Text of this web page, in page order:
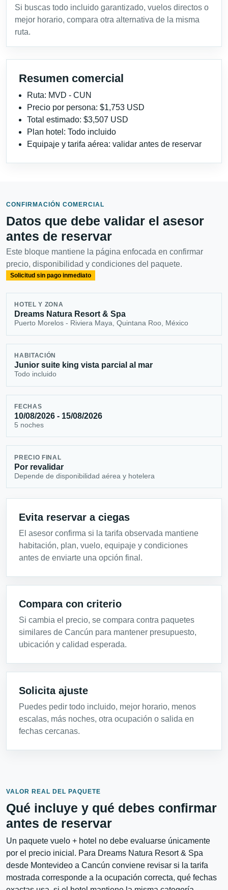
Si buscas todo incluido garantizado, vuelos directos o
mejor horario, compara otra alternativa de la misma
ruta.
Resumen comercial
Ruta: MVD - CUN
Precio por persona: $1,753 USD
Total estimado: $3,507 USD
Plan hotel: Todo incluido
Equipaje y tarifa aérea: validar antes de reservar
CONFIRMACIÓN COMERCIAL
Datos que debe validar el asesor
antes de reservar
Este bloque mantiene la página enfocada en confirmar
precio, disponibilidad y condiciones del paquete.
Solicitud sin pago inmediato
HOTEL Y ZONA
Dreams Natura Resort & Spa
Puerto Morelos - Riviera Maya, Quintana Roo, México
HABITACIÓN
Junior suite king vista parcial al mar
Todo incluido
FECHAS
10/08/2026 - 15/08/2026
5 noches
PRECIO FINAL
Por revalidar
Depende de disponibilidad aérea y hotelera
Evita reservar a ciegas
El asesor confirma si la tarifa observada mantiene
habitación, plan, vuelo, equipaje y condiciones
antes de enviarte una opción final.
Compara con criterio
Si cambia el precio, se compara contra paquetes
similares de Cancún para mantener presupuesto,
ubicación y calidad esperada.
Solicita ajuste
Puedes pedir todo incluido, mejor horario, menos
escalas, más noches, otra ocupación o salida en
fechas cercanas.
VALOR REAL DEL PAQUETE
Qué incluye y qué debes confirmar
antes de reservar
Un paquete vuelo + hotel no debe evaluarse únicamente
por el precio inicial. Para Dreams Natura Resort & Spa
desde Montevideo a Cancún conviene revisar si la tarifa
mostrada corresponde a la ocupación correcta, qué fechas